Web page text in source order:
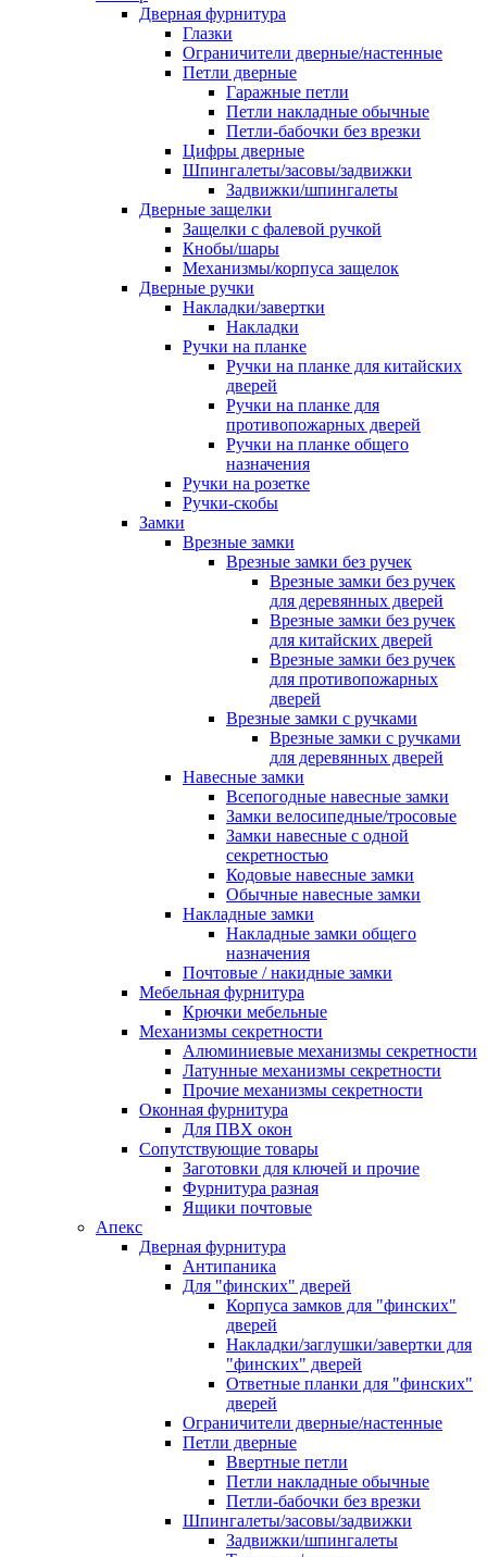
Дверная фурнитура
Глазки
Ограничители дверные/настенные
Петли дверные
Гаражные петли
Петли накладные обычные
Петли-бабочки без врезки
Цифры дверные
Шпингалеты/засовы/задвижки
Задвижки/шпингалеты
Дверные защелки
Защелки с фалевой ручкой
Кнобы/шары
Механизмы/корпуса защелок
Дверные ручки
Накладки/завертки
Накладки
Ручки на планке
Ручки на планке для китайских
дверей
Ручки на планке для
противопожарных дверей
Ручки на планке общего
назначения
Ручки на розетке
Ручки-скобы
Замки
Врезные замки
Врезные замки без ручек
Врезные замки без ручек
для деревянных дверей
Врезные замки без ручек
для китайских дверей
Врезные замки без ручек
для противопожарных
дверей
Врезные замки с ручками
Врезные замки с ручками
для деревянных дверей
Навесные замки
Всепогодные навесные замки
Замки велосипедные/тросовые
Замки навесные с одной
секретностью
Кодовые навесные замки
Обычные навесные замки
Накладные замки
Накладные замки общего
назначения
Почтовые / накидные замки
Мебельная фурнитура
Крючки мебельные
Механизмы секретности
Алюминиевые механизмы секретности
Латунные механизмы секретности
Прочие механизмы секретности
Оконная фурнитура
Для ПВХ окон
Сопутствующие товары
Заготовки для ключей и прочие
Фурнитура разная
Ящики почтовые
Апекс
Дверная фурнитура
Антипаника
Для "финских" дверей
Корпуса замков для "финских"
дверей
Накладки/заглушки/завертки для
"финских" дверей
Ответные планки для "финских"
дверей
Ограничители дверные/настенные
Петли дверные
Ввертные петли
Петли накладные обычные
Петли-бабочки без врезки
Шпингалеты/засовы/задвижки
Задвижки/шпингалеты